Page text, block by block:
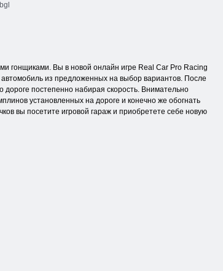
гонщиками. Вы в новой онлайн игре Real Car Pro Racing
из предложенных на выбор вариантов. После
дороге постепенно набирая скорость. Внимательно
установленных на дороге и конечно же обогнать
вы посетите игровой гараж и приобретете себе новую